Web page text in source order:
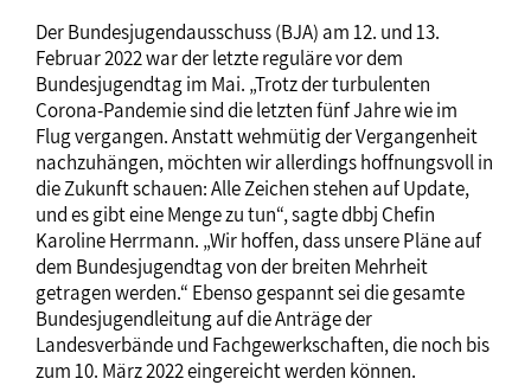
Der Bundesjugendausschuss (BJA) am 12. und 13.
Februar 2022 war der letzte reguläre vor dem
Bundesjugendtag im Mai. „Trotz der turbulenten
Corona-Pandemie sind die letzten fünf Jahre wie im
Flug vergangen. Anstatt wehmütig der Vergangenheit
nachzuhängen, möchten wir allerdings hoffnungsvoll in
die Zukunft schauen: Alle Zeichen stehen auf Update,
und es gibt eine Menge zu tun“, sagte dbbj Chefin
Karoline Herrmann. „Wir hoffen, dass unsere Pläne auf
dem Bundesjugendtag von der breiten Mehrheit
getragen werden.“ Ebenso gespannt sei die gesamte
Bundesjugendleitung auf die Anträge der
Landesverbände und Fachgewerkschaften, die noch bis
zum 10. März 2022 eingereicht werden können.